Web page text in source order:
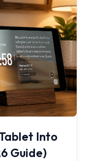
Into
Guide)